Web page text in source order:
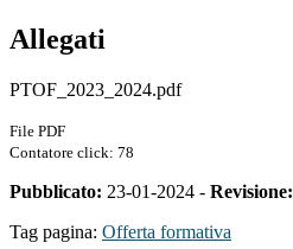
Allegati
PTOF_2023_2024.pdf
File PDF
Contatore click: 78
Pubblicato: 23-01-2024 - Revisione:
Tag pagina: Offerta formativa